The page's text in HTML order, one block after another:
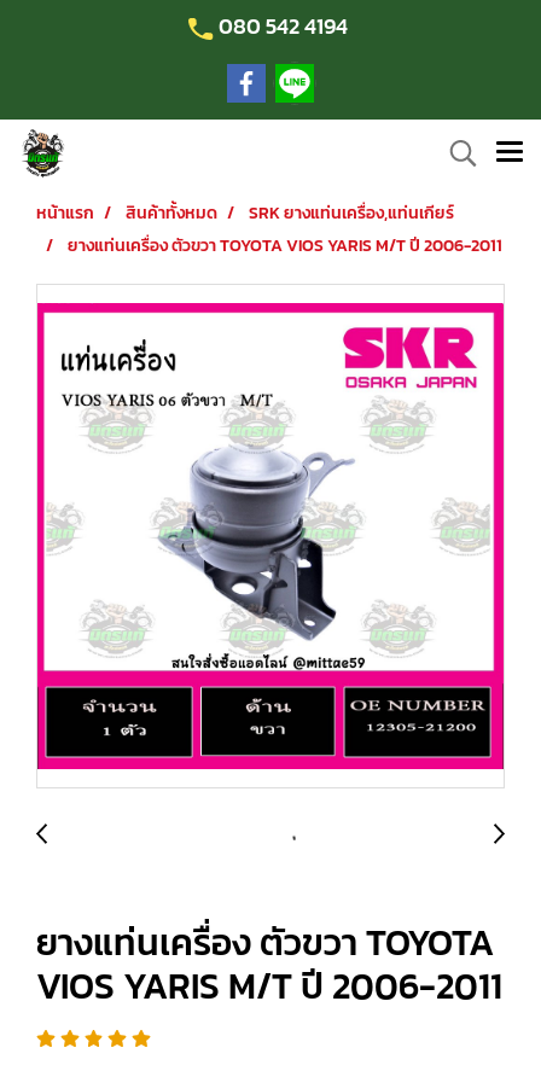
080 542 4194
หน้าแรก สินค้าทั้งหมด
SRK ยางแท่นเครื่อง,แท่นเกียร์
ยางแท่นเครื่อง ตัวขวา TOYOTA VIOS YARIS M/T ปี 2006-2011
ยางแท่นเครื่อง ตัวขวา TOYOTA
VIOS YARIS M/T ปี 2006-2011